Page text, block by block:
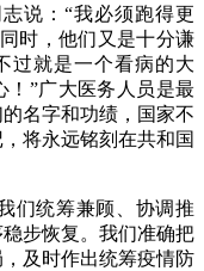
说：“我必须跑得更
时，他们又是十分谦
过就是一个看病的大
！”广大医务人员是最
名字和功绩，国家不
将永远铭刻在共和国
统筹兼顾、协调推
步恢复。我们准确把
及时作出统筹疫情防